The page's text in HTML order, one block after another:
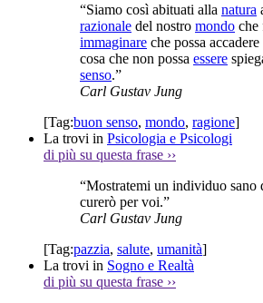
“Siamo così abituati alla natura
razionale del nostro mondo che
immaginare che possa
cosa che non possa essere
senso.”
Carl Gustav Jung
[Tag:buon senso, mondo, ragione]
La trovi in Psicologia e Psicologi
di più su questa frase ››
“Mostratemi un individuo sano
curerò per voi.”
Carl Gustav Jung
[Tag:pazzia, salute, umanità]
La trovi in Sogno e Realtà
di più su questa frase ››